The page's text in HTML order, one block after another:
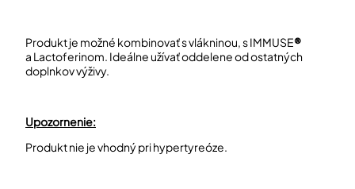
Produkt je možné kombinovať s vlákninou, s IMMUSE®
a Lactoferinom. Ideálne užívať oddelene od ostatných
doplnkov výživy.
Upozornenie:
Produkt nie je vhodný pri hypertyreóze.